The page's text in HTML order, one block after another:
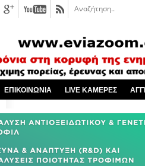
ΕΠΙΚΟΙΝΩΝΙΑ LIVE ΚΑΜΕΡΕΣ